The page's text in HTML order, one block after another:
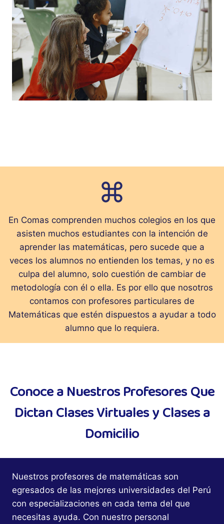
En Comas comprenden muchos colegios en los que
asisten muchos estudiantes con la intención de
aprender las matemáticas, pero sucede que a
veces los alumnos no entienden los temas, y no es
culpa del alumno, solo cuestión de cambiar de
metodología con él o ella. Es por ello que nosotros
contamos con profesores particulares de
Matemáticas que estén dispuestos a ayudar a todo
alumno que lo requiera.
Conoce a Nuestros Profesores Que
Dictan Clases Virtuales y Clases a
Domicilio
Nuestros profesores de matemáticas son
egresados de las mejores universidades del Perú
con especializaciones en cada tema del que
necesitas ayuda. Con nuestro personal